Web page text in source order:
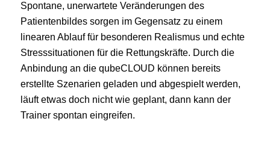
Spontane, unerwartete Veränderungen des
Patientenbildes sorgen im Gegensatz zu einem
linearen Ablauf für besonderen Realismus und echte
Stresssituationen für die Rettungskräfte. Durch die
Anbindung an die qubeCLOUD können bereits
erstellte Szenarien geladen und abgespielt werden,
läuft etwas doch nicht wie geplant, dann kann der
Trainer spontan eingreifen.